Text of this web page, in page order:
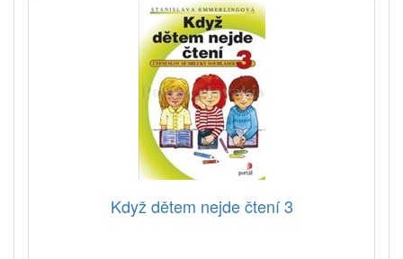
Když dětem nejde čtení 3